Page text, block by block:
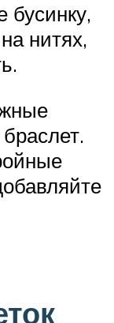
бусинку,
нитях,